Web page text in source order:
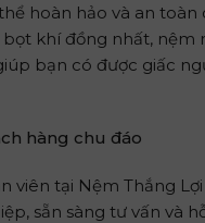
hoàn hảo và an toàn
bọt khí đồng nhất, nệm
bạn có được giấc
hàng chu đáo
viên tại Nệm Thắng
sẵn sàng tư vấn và